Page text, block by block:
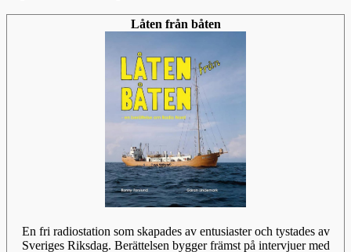
Låten från båten
En fri radiostation som skapades av entusiaster och tystades av
Sveriges Riksdag. Berättelsen bygger främst på intervjuer med